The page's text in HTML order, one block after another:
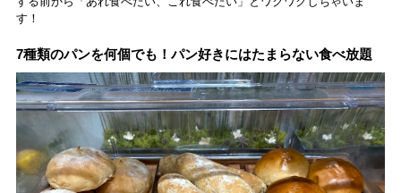
す！
7種類のパンを何個でも！パン好きにはたまらない食べ放題